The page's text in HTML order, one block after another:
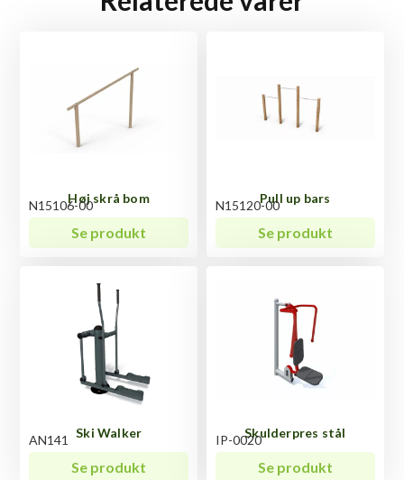
Høj skrå bom
N15106-00
Se produkt
Pull up bars
N15120-00
Se produkt
Ski Walker
AN141
Se produkt
Skulderpres stål
IP-0020
Se produkt